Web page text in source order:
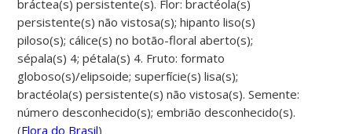
bráctea(s) persistente(s). Flor: bractéola(s)
persistente(s) não vistosa(s); hipanto liso(s)
piloso(s); cálice(s) no botão-floral aberto(s);
sépala(s) 4; pétala(s) 4. Fruto: formato
globoso(s)/elipsoide; superfície(s) lisa(s);
bractéola(s) persistente(s) não vistosa(s). Semente:
número desconhecido(s); embrião desconhecido(s).
(Flora do Brasil)